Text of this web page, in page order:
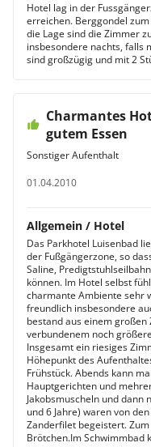
Hotel lag in der
erreichen. Berggondel
die Lage sind die Zimmer
insbesondere nachts, falls
sind großzügig und mit 2
Charmantes
gutem Essen
Sonstiger Aufenthalt
01.04.2010
Allgemein / Hotel
Das Parkhotel Luisenbad
der Fußgängerzone, so
Saline,
können. Im Hotel selbst
charmante Ambiente sehr
freundlich insbesondere
bestand aus einem
verbundenem noch
Insgesamt ein riesiges
Höhepunkt des
Frühstück. Abends kann
Hauptgerichten und
Jakobsmuscheln und dann
und 6 Jahre) waren von
Zanderfilet begeistert.
Brötchen.Im Schwimmbad